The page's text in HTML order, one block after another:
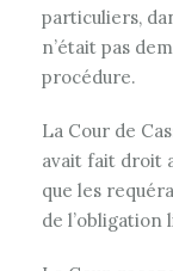
particuliers,
n’était pas
procédure.
La Cour de
avait fait droit
que les
de l’obligation